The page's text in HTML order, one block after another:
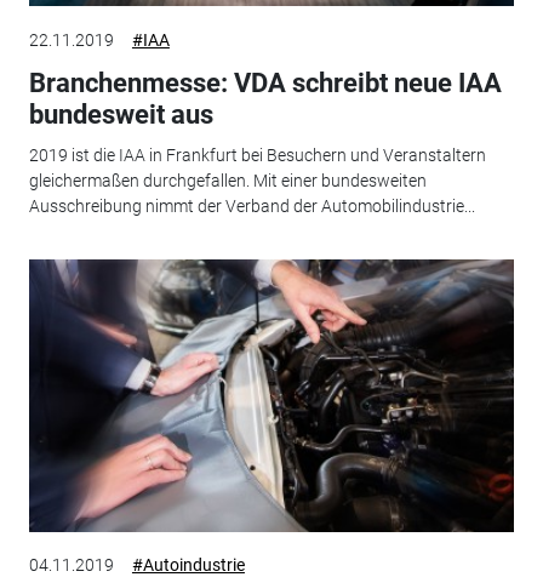
22.11.2019 #IAA
Branchenmesse: VDA schreibt neue IAA
bundesweit aus
2019 ist die IAA in Frankfurt bei Besuchern und Veranstaltern
gleichermaßen durchgefallen. Mit einer bundesweiten
Ausschreibung nimmt der Verband der Automobilindustrie...
04.11.2019 #Autoindustrie